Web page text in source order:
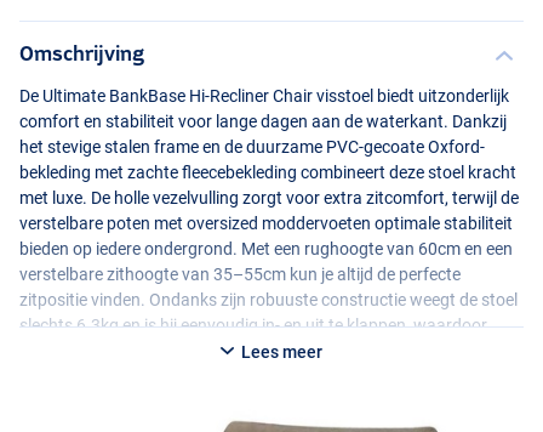
Omschrijving
De Ultimate BankBase Hi-Recliner Chair visstoel biedt uitzonderlijk
comfort en stabiliteit voor lange dagen aan de waterkant. Dankzij
het stevige stalen frame en de duurzame PVC-gecoate Oxford-
bekleding met zachte fleecebekleding combineert deze stoel kracht
met luxe. De holle vezelvulling zorgt voor extra zitcomfort, terwijl de
verstelbare poten met oversized moddervoeten optimale stabiliteit
bieden op iedere ondergrond. Met een rughoogte van 60cm en een
verstelbare zithoogte van 35–55cm kun je altijd de perfecte
zitpositie vinden. Ondanks zijn robuuste constructie weegt de stoel
slechts 6.3kg en is hij eenvoudig in- en uit te klappen, waardoor
transport en opslag moeiteloos verlopen. De Ultimate BankBase Hi-
Lees meer